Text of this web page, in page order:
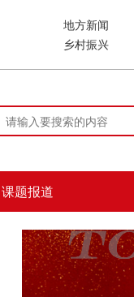
地方新闻
乡村振兴
课题报道